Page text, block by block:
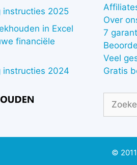
instructies 2025
in Excel
financiële
instructies 2024
Over
7
Veel
Gratis
naar:
©